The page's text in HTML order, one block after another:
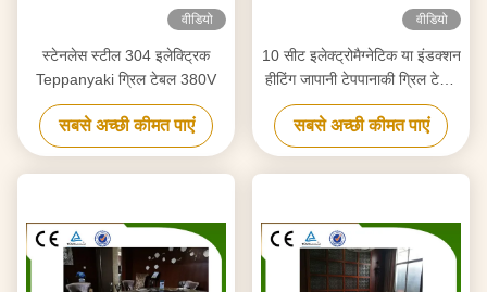
वीडियो
स्टेनलेस स्टील 304 इलेक्ट्रिक
Teppanyaki ग्रिल टेबल 380V
सबसे अच्छी कीमत पाएं
वीडियो
10 सीट इलेक्ट्रोमैग्नेटिक या इंडक्शन
हीटिंग जापानी टेपपानाकी ग्रिल टेबल
आयत आकार:
सबसे अच्छी कीमत पाएं